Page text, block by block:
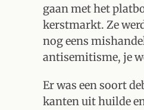
gaan met het
kerstmarkt. Ze
nog eens
antisemitisme, je
Er was een soort
kanten uit huilde